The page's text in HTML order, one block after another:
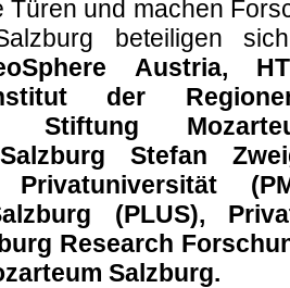
Türen und machen
beteiligen
Austria,
der
Stiftung
Stefan
Privatuniversität
(PLUS),
Research
Salzburg.